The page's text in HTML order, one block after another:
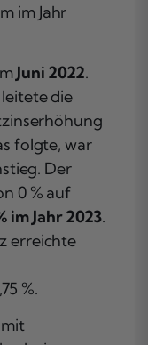
im Jahr
Juni 2022.
die
folgte, war
Der
0 % auf
im Jahr 2023.
erreichte
%.